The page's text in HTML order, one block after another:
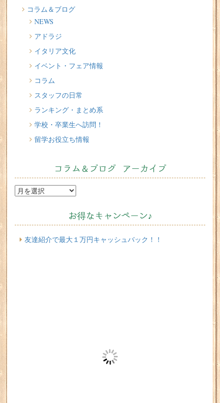
2026/07/17
イタリアが誇る3人の天才芸術家 その傑作を見に行こう！
2026/07/16
味わってみたい！魚介の「ごった煮」 リヴォルノの
Cacciucco（カッチュッコ）
コラム＆ブログ
NEWS
アドラジ
イタリア文化
イベント・フェア情報
コラム
スタッフの日常
ランキング・まとめ系
学校・卒業生へ訪問！
留学お役立ち情報
コラム＆ブログ アーカイブ
お得なキャンペーン♪
友達紹介で最大１万円キャッシュバック！！
INSTAGRAM